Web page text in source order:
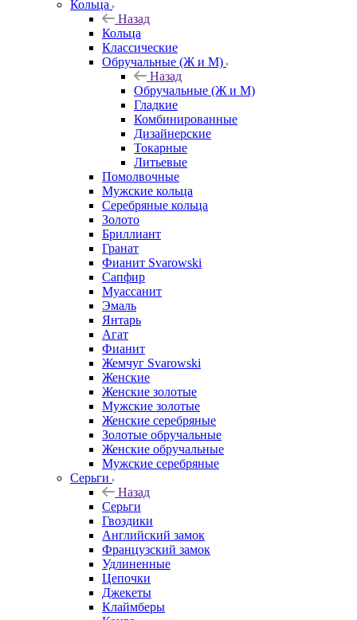
Кольца
Назад
Кольца
Классические
Обручальные (Ж и М)
Назад
Обручальные (Ж и М)
Гладкие
Комбинированные
Дизайнерские
Токарные
Литьевые
Помолвочные
Мужские кольца
Серебряные кольца
Золото
Бриллиант
Гранат
Фианит Svarowski
Сапфир
Муассанит
Эмаль
Янтарь
Агат
Фианит
Жемчуг Svarowski
Женские
Женские золотые
Мужские золотые
Женские серебряные
Золотые обручальные
Женские обручальные
Мужские серебряные
Серьги
Назад
Серьги
Гвоздики
Английский замок
Французский замок
Удлиненные
Цепочки
Джекеты
Клаймберы